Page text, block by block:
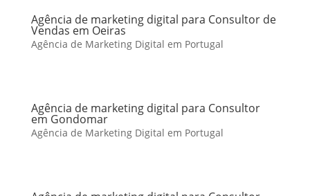
Agência de marketing digital para Consultor de
Vendas em Oeiras
Agência de Marketing Digital em Portugal
Agência de marketing digital para Consultor
em Gondomar
Agência de Marketing Digital em Portugal